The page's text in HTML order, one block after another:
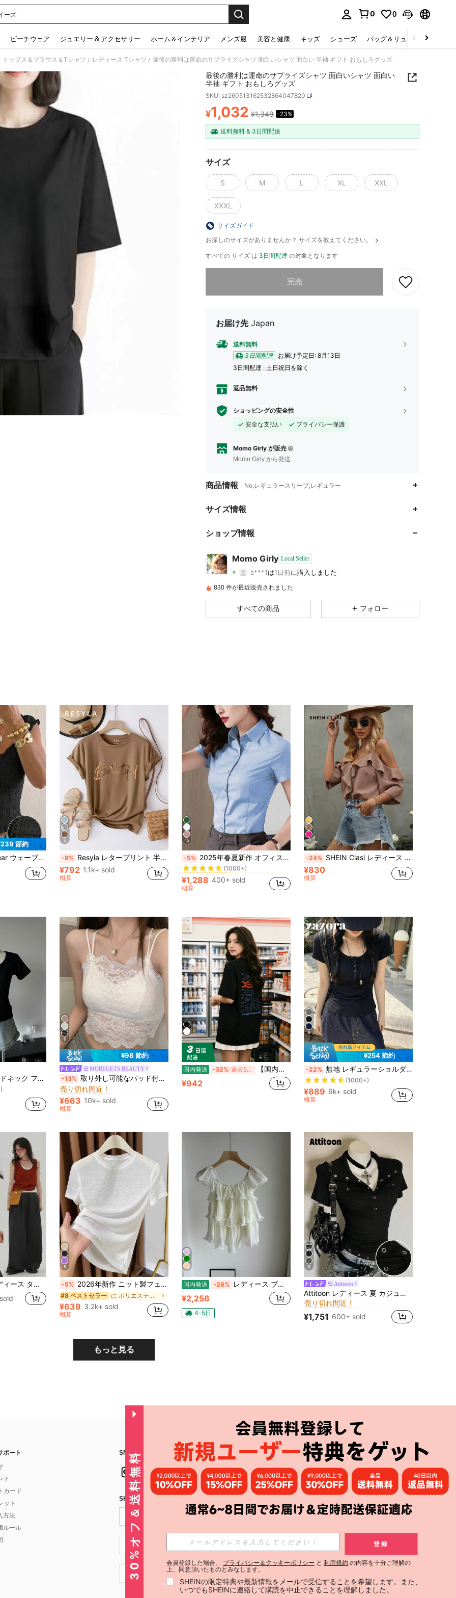
ーズ
0 0
ビーチウェア ジュエリー & アクセサリー ホーム＆インテリア メンズ服 美容と健康 キッズ シューズ バッグ＆リュック
トップス＆ブラウス＆Tシャツ / レディース Tシャツ / 最後の勝利は運命のサプライズシャツ 面白いシャツ 面白い 半袖 ギフト おもしろグッズ
最後の勝利は運命のサプライズシャツ 面白いシャツ 面白い
半袖 ギフト おもしろグッズ
SKU: sz260513162532864047820
PRICE AND AVAILABILITY
¥1,032 ¥1,348 -23%
送料無料 & 3日間配達
サイズ
S M L XL XXL
XXXL
サイズガイド
お探しのサイズがありませんか？ サイズを教えてください。
すべての サイズ は 3日間配達 の対象となります
完売
申し訳ありませんが、この商品は完売しました。
お届け先 Japan
送料無料
3日間配達
お届け予定日: 8月13日
3日間配達 : 土日祝日を除く
返品無料
ショッピングの安全性
安全な支払い
プライバシー保護
Momo Girly が販売
Momo Girly から発送
商品情報 No,レギュラースリーブ,レギュラー
サイズ情報
ショップ情報
Momo Girly Local Seller
4.05
4.05
4.05 42 9
1日前
に購入しました
m***8が1日前にフォローしました
4.05
4.05 42
4.05 42
830 件が最近販売されました
すべての商品 フォロー
節約
ック 編み込みシャツ (レディース)
5
-8% Resyla レタープリント 半袖Tシャツ、ウィメンズグラフィックTシャツ
¥792 1.1k+ sold
概算
15
-5% 2025年春夏新作 オフィス制服 レディース ブルー 半袖ブラウス、ビジネス プロフェッショナル アパレル
#1 ベストセラー
に プロ 女性用ビジネスブラウス
(1000+)
#1 ベストセラー
(1000+)
#1 ベストセラー
(1000+)
#1 ベストセラー
¥1,288 400+ sold
概算
11
-24% SHEIN Clasi レディース ソリッドカラー オフショルダー フリル カジュアル 多用途 デイリー 半袖ブラウス
¥830
概算
イル、ホワイト、春夏新作カジュアル ブラック
6
¥98 節約
MOREGETS BEAUTY
-13% 取り外し可能なパッド付きレースキャミソール、多用途ノースリーブアンダーシャツ、女性向け、新学期、クリスマス、春節、カジュアルホワイトサマー、シック&エレガント
#1 ベストセラー モスク 女性用タンクトップ&キャミス
売り切れ間近！
#1 ベストセラー
売り切れ間近！
#1 ベストセラー
売り切れ間近！
#1 ベストセラー モスク 女性用タンクトップ&キャミス
売り切れ間近！
¥663 10k+ sold
概算
国内発送 -32% 過去5時間 【国内発送】エックスガール バックロゴ T シャツ ホワイト 100% コットン ストリート オーバーサイズ ユニセックス
¥942
8
¥254 節約
-22% 無地 レギュラーショルダー 半袖Tシャツ レディース ラウンドネック スリムフィット 美シルエット 伸縮性 軽量 通気性 快適素材 夏用 万能 オールマッチ
売り切れ間近！
(1000+)
売り切れ間近！
(1000+)
売り切れ間近！
(1000+)
売り切れ間近！
¥889 6k+ sold
概算
感 涼しい 夏用 薄手 ニットキャミソール 体型カバー 着痩せ 細見え 骨格ウェーブ 骨格ナチュラル 大人可愛い きれいめ カジュアル レトロ フレンチガーリー モード 20代 30代 40代 デート お出かけ デイリー 普段使い インナー 重ね着 シンプル 無地 配色 バイカラー ヘンリーネック 抜け感 とろみ 柔らかい 伸縮性 ストレッチ 快適 高見え
5
-5% 2026年新作 ニット製フェイスマスク付き半袖インナーシャツ、レディース夏用薄手ラウンドネック白Tシャツカジュアル
#8 ベストセラー に ポリエステル デイリーTシャツ
¥639 3.2k+ sold
概算
国内発送 -26% レディース ブラウス トップス シフォン フリル ティアード フリル袖 シアー 透け感 オフショル リボン ゆったり 体型カバー 二の腕カバー 着痩せ 骨格ウェーブ 大人可愛い フェミニン デート アプリコット
¥2,256
4-5日
6
Attitoon
Attitoon レディース 夏 カジュアル 万能 無地 半袖Tシャツ
#6 ベストセラー
売り切れ間近！
#6 ベストセラー
売り切れ間近！
#6 ベストセラー
売り切れ間近！
#6 ベストセラー に 新しい 女性用Tシャツ
¥1,751 600+ sold
もっと見る
ポート
ト
カード
ット
方法
ルール
SNSフォローはこちら： アプリ
SHEIN STYLE NEWSを購読する
購読
JP + 81 登録する
JP + 81
30%オフ＆送料無料 登録
会員登録した場合、 プライバシー＆クッキーポリシー と 利用規約 の内容を十分ご理解の
上、同意頂いたものとみなします。
SHEINの限定特典や最新情報をメールで受信することを希望します。また、
いつでもSHEINに連絡して購読を中止できることを理解しました。